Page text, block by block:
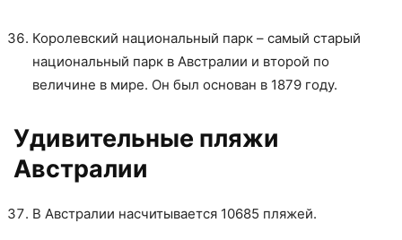
Королевский национальный парк – самый старый
национальный парк в Австралии и второй по
величине в мире. Он был основан в 1879 году.
Удивительные пляжи
Австралии
В Австралии насчитывается 10685 пляжей.